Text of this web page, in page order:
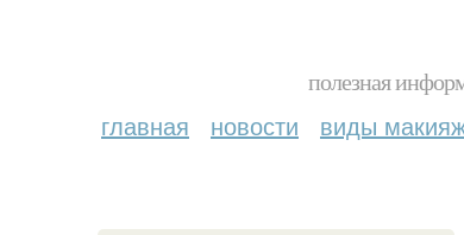
полезная
главная новости виды